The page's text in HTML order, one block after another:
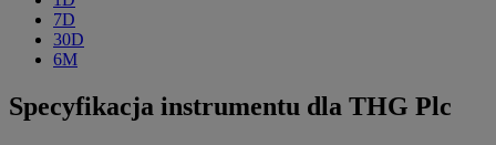
7D
30D
6M
Specyfikacja instrumentu dla THG Plc